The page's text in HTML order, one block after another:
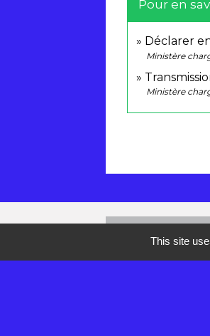
Pour en
Déclarer
Ministère
Ministère
This site